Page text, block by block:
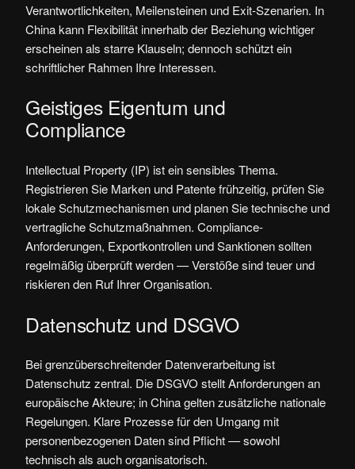
Verantwortlichkeiten, Meilensteinen und Exit‑Szenarien. In
China kann Flexibilität innerhalb der Beziehung wichtiger
erscheinen als starre Klauseln; dennoch schützt ein
schriftlicher Rahmen Ihre Interessen.
Geistiges Eigentum und
Compliance
Intellectual Property (IP) ist ein sensibles Thema.
Registrieren Sie Marken und Patente frühzeitig, prüfen Sie
lokale Schutzmechanismen und planen Sie technische und
vertragliche Schutzmaßnahmen. Compliance-
Anforderungen, Exportkontrollen und Sanktionen sollten
regelmäßig überprüft werden — Verstöße sind teuer und
riskieren den Ruf Ihrer Organisation.
Datenschutz und DSGVO
Bei grenzüberschreitender Datenverarbeitung ist
Datenschutz zentral. Die DSGVO stellt Anforderungen an
europäische Akteure; in China gelten zusätzliche nationale
Regelungen. Klare Prozesse für den Umgang mit
personenbezogenen Daten sind Pflicht — sowohl
technisch als auch organisatorisch.